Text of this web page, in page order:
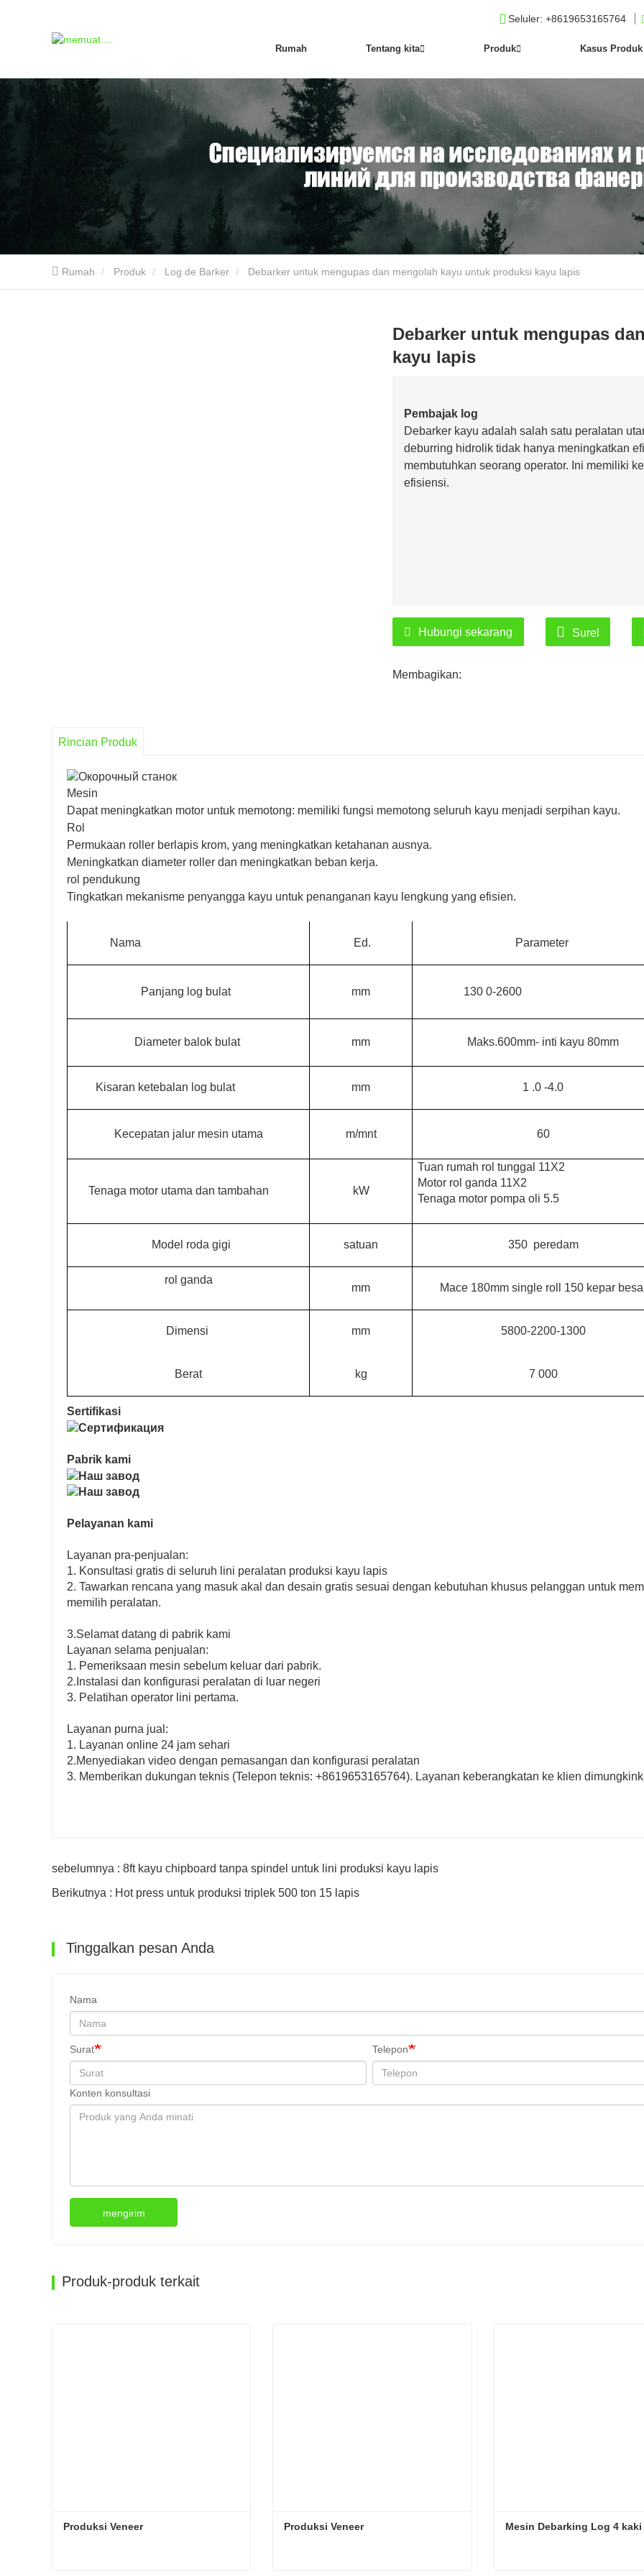
Rumah Tentang kita Produk Kasus Produk
Seluler: +8619653165764
Rumah Produk Log de Barker Debarker untuk mengupas dan mengolah kayu untuk produksi kayu lapis
Debarker untuk mengupas
kayu lapis
Pembajak log
Debarker kayu adalah salah satu peralatan
deburring hidrolik tidak hanya meningkatkan
membutuhkan seorang operator. Ini memiliki
efisiensi.
Hubungi sekarang Surel
Membagikan:
Rincian Produk
Mesin
Dapat meningkatkan motor untuk memotong: memiliki fungsi memotong seluruh kayu menjadi serpihan kayu.
Rol
Permukaan roller berlapis krom, yang meningkatkan ketahanan ausnya.
Meningkatkan diameter roller dan meningkatkan beban kerja.
rol pendukung
Tingkatkan mekanisme penyangga kayu untuk penanganan kayu lengkung yang efisien.
Nama Ed. Parameter
Panjang log bulat mm 130 0-2600
Diameter balok bulat mm Maks.600mm- inti kayu 80mm
Kisaran ketebalan log bulat mm 1 .0 -4.0
Kecepatan jalur mesin utama m/mnt 60
Tenaga motor utama dan tambahan kW
Tuan rumah rol tunggal 11X2
Motor rol ganda 11X2
Tenaga motor pompa oli 5.5
Model roda gigi satuan 350 peredam
rol ganda
mm Mace 180mm single roll 150 kepar
Dimensi mm 5800-2200-1300
Berat kg 7 000
Sertifikasi
Pabrik kami
Pelayanan kami
Layanan pra-penjualan:
1. Konsultasi gratis di seluruh lini peralatan produksi kayu lapis
2. Tawarkan rencana yang masuk akal dan desain gratis sesuai dengan kebutuhan khusus pelanggan untuk
memilih peralatan.
3.Selamat datang di pabrik kami
Layanan selama penjualan:
1. Pemeriksaan mesin sebelum keluar dari pabrik.
2.Instalasi dan konfigurasi peralatan di luar negeri
3. Pelatihan operator lini pertama.
Layanan purna jual:
1. Layanan online 24 jam sehari
2.Menyediakan video dengan pemasangan dan konfigurasi peralatan
3. Memberikan dukungan teknis (Telepon teknis: +8619653165764). Layanan keberangkatan ke klien
sebelumnya : 8ft kayu chipboard tanpa spindel untuk lini produksi kayu lapis
Berikutnya : Hot press untuk produksi triplek 500 ton 15 lapis
Tinggalkan pesan Anda
Nama
Surat Telepon
Konten konsultasi
mengirim
Produk-produk terkait
Produksi Veneer Produksi Veneer Mesin Debarking Log 4 kaki